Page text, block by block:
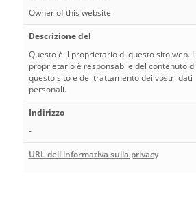
Owner of this website
Descrizione del
Questo è il proprietario di questo sito web. Il
proprietario è responsabile del contenuto di
questo sito e del trattamento dei vostri dati
personali.
Indirizzo
-
URL dell'informativa sulla privacy